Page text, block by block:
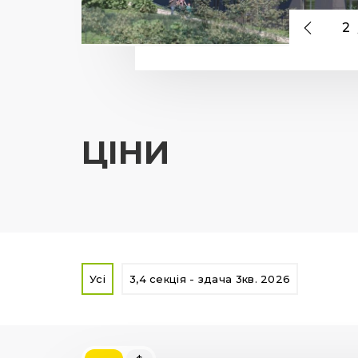
2
ЦІНИ
Усі 3,4 секція - здача 3кв. 2026